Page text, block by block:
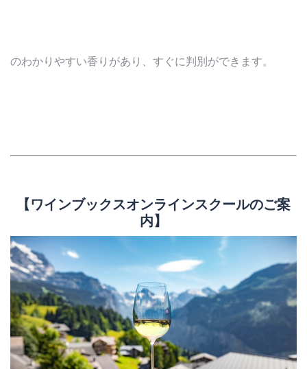
のわかりやすい香りがあり、すぐに判別ができます。
【ワインブックスオンラインスクールのご案
内】